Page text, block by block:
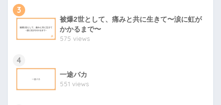
3
被爆2世として、痛みと共に生きて〜涙に虹が
かかるまで〜
575 views
4
一途バカ
551 views